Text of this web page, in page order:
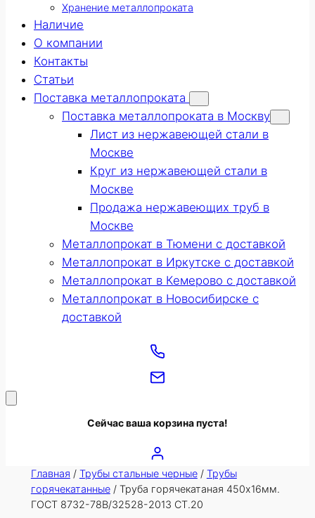
Хранение металлопроката
Наличие
О компании
Контакты
Статьи
Поставка металлопроката
Поставка металлопроката в Москву
Лист из нержавеющей стали в
Москве
Круг из нержавеющей стали в
Москве
Продажа нержавеющих труб в
Москве
Металлопрокат в Тюмени с доставкой
Металлопрокат в Иркутске с доставкой
Металлопрокат в Кемерово с доставкой
Металлопрокат в Новосибирске с
доставкой
Сейчас ваша корзина пуста!
Главная / Трубы стальные черные/ Трубы
горячекатанные/ Труба горячекатаная 450х16мм.
ГОСТ 8732-78В/32528-2013 СТ.20